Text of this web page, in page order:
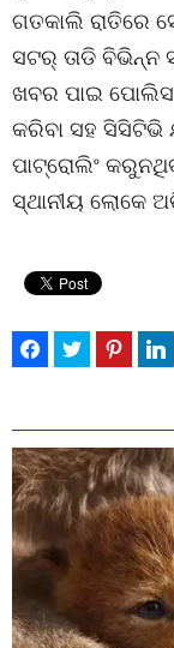
ଗତକାଲି ରାତିରେ
ସଟର୍ ତାଡି ବିଭିନ୍ନ
ଖବର ପାଇ
କରିବା ସହ ସିସିଟିଭି
ପାଟ୍ରୋଲିଂ
ସ୍ଥାନୀୟ ଲୋକେ